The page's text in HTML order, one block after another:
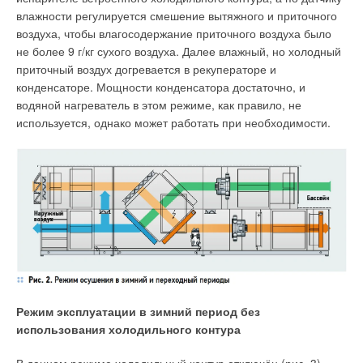
влажности регулируется смешение вытяжного и приточного
воздуха, чтобы влагосодержание приточного воздуха было
не более 9 г/кг сухого воздуха. Далее влажный, но холодный
приточный воздух догревается в рекуператоре и
конденсаторе. Мощности конденсатора достаточно, и
водяной нагреватель в этом режиме, как правило, не
используется, однако может работать при необходимости.
Режим эксплуатации в зимний период без
использования холодильного контура
крупного банка поставили оборудование для очистки и
обеззараживания воздуха, а другое отделение, аналогичное,
взяли как контрольное. В итоге в первом отделении в
октябре-декабре количество оформленных больничных
листов было на 30–40 % ниже, чем во втором! Если
учитывать такие эффекты, то хорошая вентиляция и очистка
воздуха являются не источником расходов, а источником
возвращения упущенной прибыли.
Создание комфортной среды для человека, забота об
окружающей среде и экономия — не взаимоисключающие
требования.
Рекуператор воздуха — приспособление, которое
осуществляет энергосберегающую функцию, так как
позволяет нагревать холодный нагнетаемый воздух,
используя тепло отработанного вытяжного. Что, в свою
очередь, даёт возможность экономить в отопительно-
вентиляционной инженерной системе, так как снижает
нагрузку на отопление в части нагрева приточного воздуха.
Нагрев же приточного воздуха может составлять до
половины всей отопительной мощности при однократном
обмене воздуха в помещениях и, конечно, занимать львиную